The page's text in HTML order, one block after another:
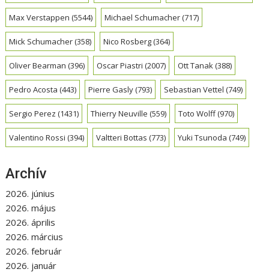
Max Verstappen (5544) Michael Schumacher(717)
Mick Schumacher(358) Nico Rosberg(364)
Oliver Bearman (396) Oscar Piastri (2007) Ott Tanak(388)
Pedro Acosta (443) Pierre Gasly(793) Sebastian Vettel (749)
Sergio Perez (1431) Thierry Neuville (559) Toto Wolff(970)
Valentino Rossi (394) Valtteri Bottas (773) Yuki Tsunoda (749)
Archív
2026. június
2026. május
2026. április
2026. március
2026. február
2026. január